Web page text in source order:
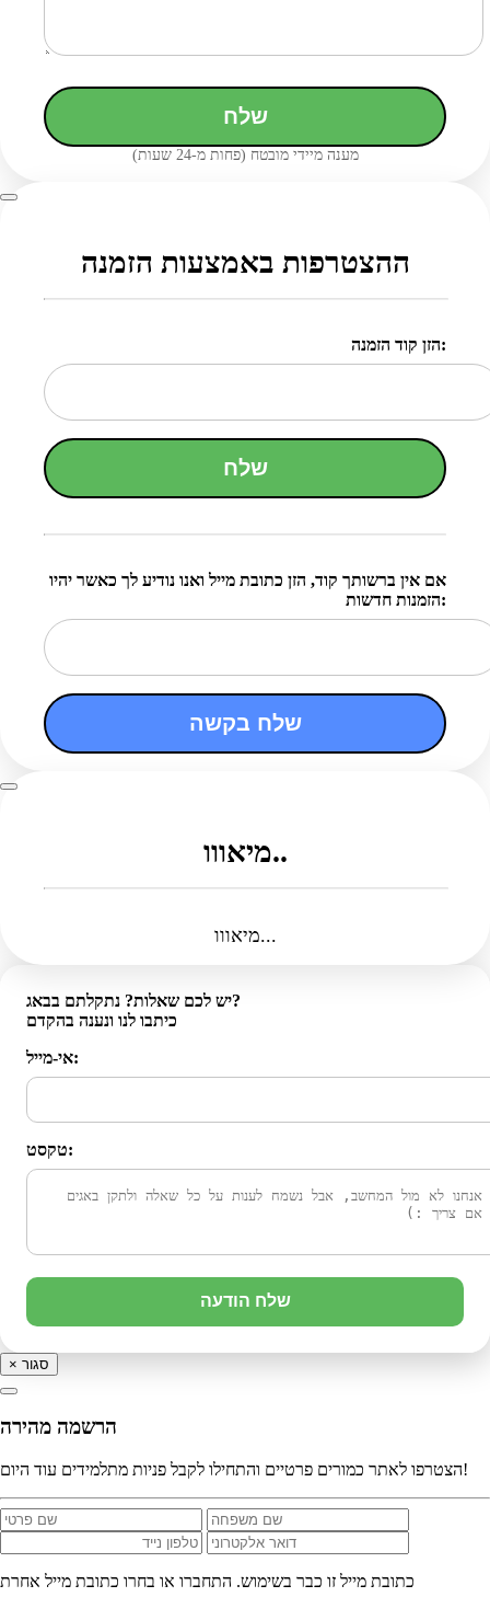
שלח
מענה מיידי מובטח (פחות מ-24 שעות)
ההצטרפות באמצעות הזמנה
הזן קוד הזמנה:
שלח
אם אין ברשותך קוד, הזן כתובת מייל ואנו נודיע לך כאשר יהיו
הזמנות חדשות:
שלח בקשה
מיאווו..
מיאווו...
יש לכם שאלות? נתקלתם בבאג?
כיתבו לנו ונענה בהקדם
אי-מייל:
טקסט:
שלח הודעה
× סגור
הרשמה מהירה
הצטרפו לאתר כמורים פרטיים והתחילו לקבל פניות מתלמידים עוד היום!
כתובת מייל זו כבר בשימוש. התחברו או בחרו כתובת מייל אחרת